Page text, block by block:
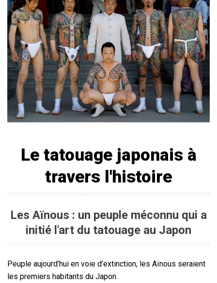
Le tatouage japonais à
travers l'histoire
Les Aïnous : un peuple méconnu qui a
initié l'art du tatouage au Japon
Peuple aujourd’hui en voie d’extinction, les Aïnous seraient
les premiers habitants du Japon.